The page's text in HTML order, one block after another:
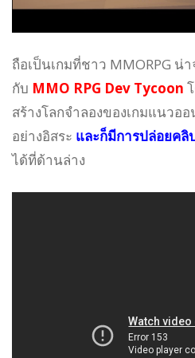
ถือเป็นเกมที่ชาว MMORPG น่
กับ MMO RPG Dev Tycoon
สร้างโลกจำลองของเกมแนวอ
อย่างอิสระ และก็มีการปล่อยคลิ
ได้ที่ด้านล่าง